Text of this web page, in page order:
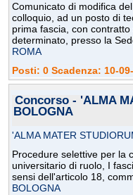
Comunicato di modifica
colloquio, ad un posto di
prima fascia, con
determinato, presso la
ROMA
Posti: 0 Scadenza: 10-
Concorso - 'ALMA
BOLOGNA
'ALMA MATER
Procedure selettive per la
universitario di ruolo, I
sensi dell'articolo 18,
BOLOGNA